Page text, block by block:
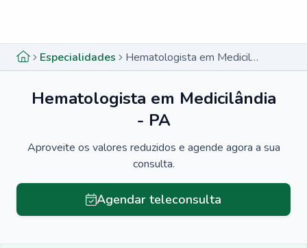
Especialidades Hematologista em Medicilândia - PA
Hematologista em Medicilândia
- PA
Aproveite os valores reduzidos e agende agora a sua
consulta.
Agendar teleconsulta